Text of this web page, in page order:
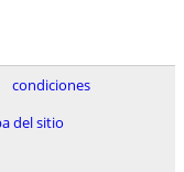
condiciones
del sitio